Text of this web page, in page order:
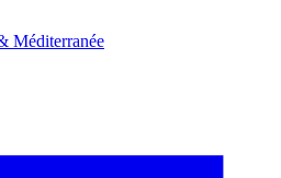
Méditerranée